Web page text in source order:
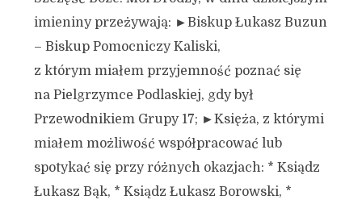
imieniny przeżywają: ►Biskup Łukasz Buzun
– Biskup Pomocniczy Kaliski,
z którym miałem przyjemność poznać się
na Pielgrzymce Podlaskiej, gdy był
Przewodnikiem Grupy 17; ►Księża, z którymi
miałem możliwość współpracować lub
spotykać się przy różnych okazjach: * Ksiądz
Łukasz Bąk, * Ksiądz Łukasz Borowski, *